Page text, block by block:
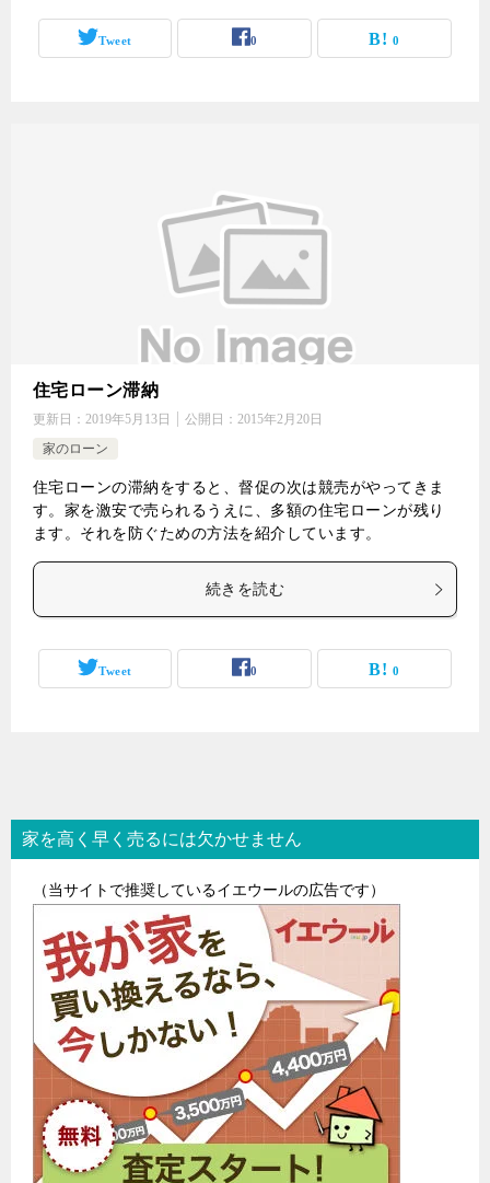
Tweet 0 0
住宅ローン滞納
更新日： 2019年5月13日 公開日： 2015年2月20日
家のローン
住宅ローンの滞納をすると、督促の次は競売がやってきま
す。家を激安で売られるうえに、多額の住宅ローンが残り
ます。それを防ぐための方法を紹介しています。
続きを読む
Tweet 0 0
家を高く早く売るには欠かせません
（当サイトで推奨しているイエウールの広告です）